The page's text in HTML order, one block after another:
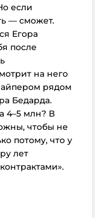
если
— сможет.
Егора
после
на него
рядом
Бедарда.
4–5 млн? В
чтобы не
потому, что у
лет